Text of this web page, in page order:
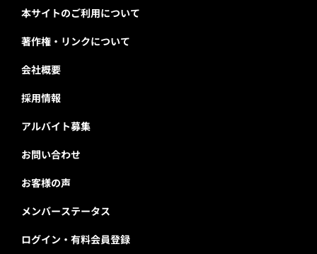
本サイトのご利用について
著作権・リンクについて
会社概要
採用情報
アルバイト募集
お問い合わせ
お客様の声
メンバーステータス
ログイン・有料会員登録